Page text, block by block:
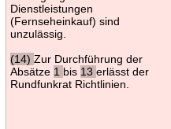
Dienstleistungen
(Fernseheinkauf) sind
unzulässig.
(14) Zur Durchführung der
Absätze 1 bis 13 erlässt der
Rundfunkrat Richtlinien.